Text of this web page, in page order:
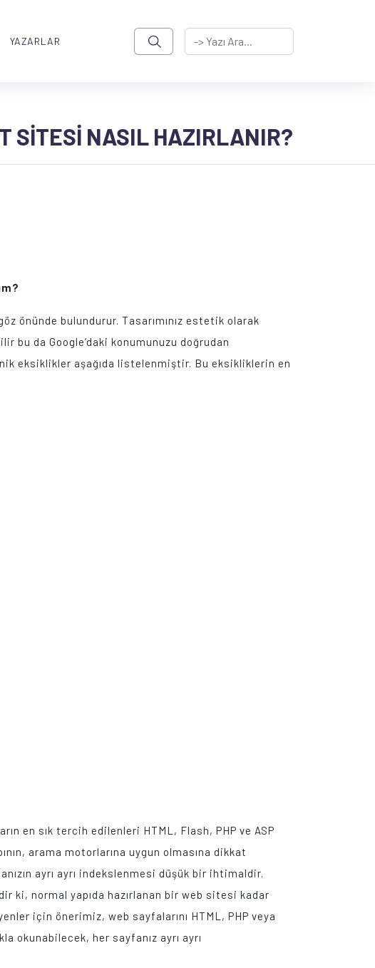
YAZARLAR
SITESI NASIL HAZIRLANIR?
bulundurur. Tasarımınız estetik olarak
bu da Google’daki konumunuzu doğrudan
eksiklikler aşağıda listelenmiştir. Bu eksikliklerin en
en sık tercih edilenleri HTML, Flash, PHP ve ASP
arama motorlarına uygun olmasına dikkat
ayrı ayrı indekslenmesi düşük bir ihtimaldir.
ki, normal yapıda hazırlanan bir web sitesi kadar
için önerimiz, web sayfalarını HTML, PHP veya
okunabilecek, her sayfanız ayrı ayrı